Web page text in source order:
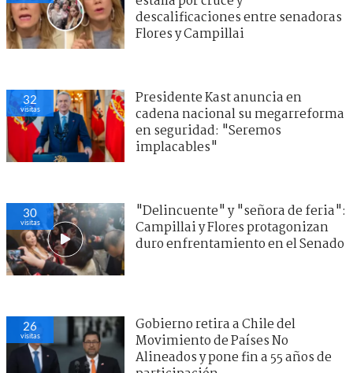
descalificaciones entre senadoras
Flores y Campillai
32
visitas
Presidente Kast anuncia en
cadena nacional su megarreforma
en seguridad: "Seremos
implacables"
30
visitas
"Delincuente" y "señora de feria":
Campillai y Flores protagonizan
duro enfrentamiento en el Senado
26
visitas
Gobierno retira a Chile del
Movimiento de Países No
Alineados y pone fin a 55 años de